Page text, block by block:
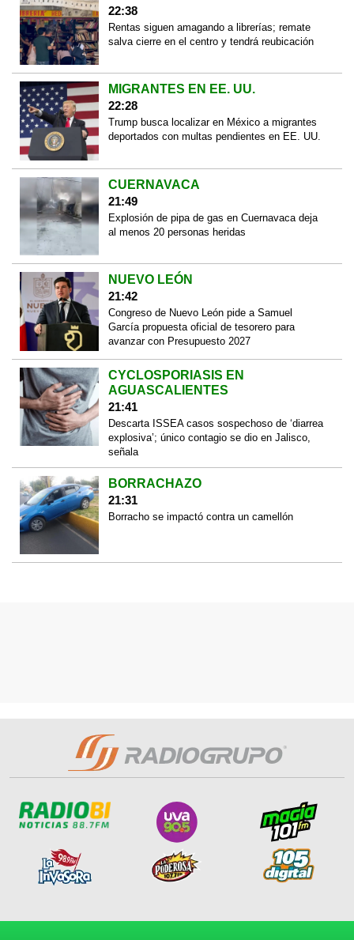
22:38
Rentas siguen amagando a librerías; remate
salva cierre en el centro y tendrá reubicación
MIGRANTES EN EE. UU.
22:28
Trump busca localizar en México a migrantes
deportados con multas pendientes en EE. UU.
CUERNAVACA
21:49
Explosión de pipa de gas en Cuernavaca deja
al menos 20 personas heridas
NUEVO LEÓN
21:42
Congreso de Nuevo León pide a Samuel
García propuesta oficial de tesorero para
avanzar con Presupuesto 2027
CYCLOSPORIASIS EN
AGUASCALIENTES
21:41
Descarta ISSEA casos sospechoso de ‘diarrea
explosiva’; único contagio se dio en Jalisco,
señala
BORRACHAZO
21:31
Borracho se impactó contra un camellón